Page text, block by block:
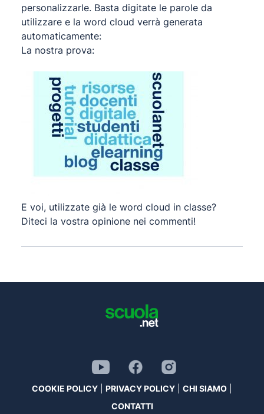
personalizzarle. Basta digitate le parole da
utilizzare e la word cloud verrà generata
automaticamente:
La nostra prova:
E voi, utilizzate già le word cloud in classe?
Diteci la vostra opinione nei commenti!
COOKIE POLICY PRIVACY POLICY CHI SIAMO
CONTATTI